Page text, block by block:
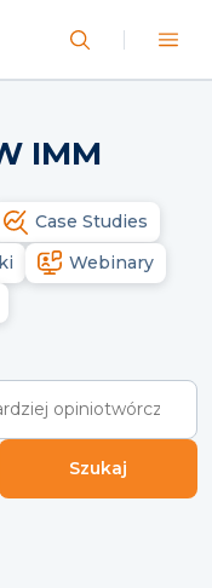
IMM
Case Studies
Webinary
Szukaj